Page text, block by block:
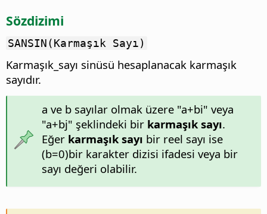
Sözdizimi
SANSIN(Karmaşık Sayı)
Karmaşık_sayı sinüsü hesaplanacak karmaşık
sayıdır.
a ve b sayılar olmak üzere "a+bi" veya
"a+bj" şeklindeki bir karmaşık sayı.
Eğer karmaşık sayı bir reel sayı ise
(b=0)bir karakter dizisi ifadesi veya bir
sayı değeri olabilir.